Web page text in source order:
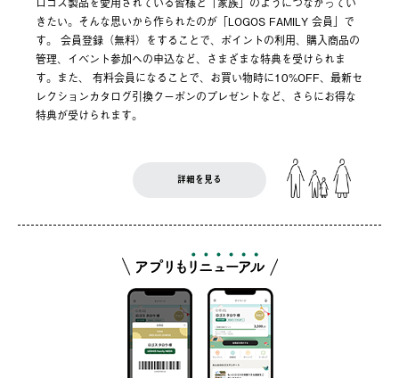
きたい。そんな思いから作られたのが「LOGOS FAMILY 会員」で
す。 会員登録（無料）をすることで、ポイントの利用、購入商品の
管理、イベント参加への申込など、さまざまな特典を受けられま
す。また、 有料会員になることで、お買い物時に10%OFF、最新セ
レクションカタログ引換クーポンのプレゼントなど、さらにお得な
特典が受けられます。
詳細を見る